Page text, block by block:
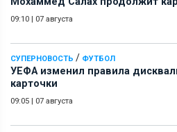
09:10 | 07 августа
СУПЕРНОВОСТЬ / ФУТБОЛ
УЕФА изменил правила
карточки
09:05 | 07 августа